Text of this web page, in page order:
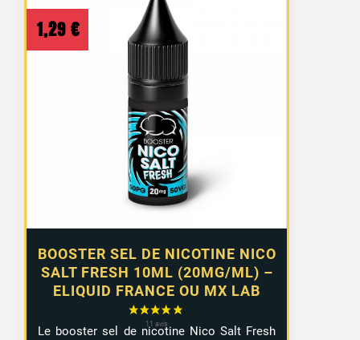
BOOSTER SEL DE NICOTINE NICO
SALT FRESH 10ML (20MG/ML) –
ELIQUID FRANCE OU MX LAB
1,29 €
Le booster sel de nicotine Nico Salt Fresh